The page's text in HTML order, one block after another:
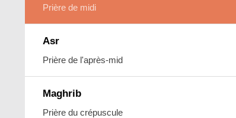
Prière de midi
Asr
Prière de l'après-mid
Maghrib
Prière du crépuscule